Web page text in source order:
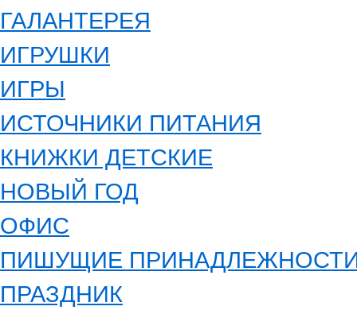
ГАЛАНТЕРЕЯ
ИГРУШКИ
ИГРЫ
ИСТОЧНИКИ ПИТАНИЯ
КНИЖКИ ДЕТСКИЕ
НОВЫЙ ГОД
ОФИС
ПИШУЩИЕ
ПРАЗДНИК